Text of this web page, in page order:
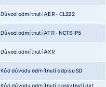
Důvod odmítnutí AER - CL222
Důvod odmítnutí ATR - NCTS-P5
Důvod odmítnutí AXR
Kód důvodu odmítnutí odpisu SD
Kód důvodu odmítnutí poskytnutí dat